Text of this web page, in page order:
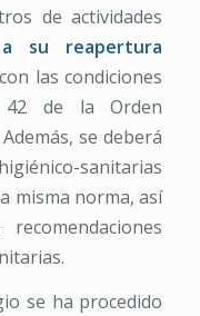
de actividades
su reapertura
las condiciones
42 de la Orden
se deberá
sanitarias
misma norma, así
se ha procedido